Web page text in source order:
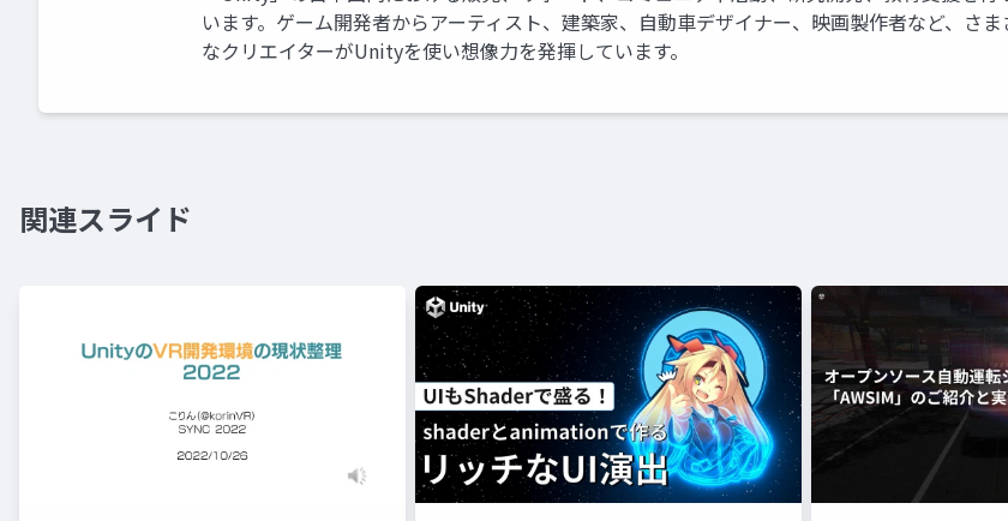
います。ゲーム開発者からアーティスト、建築家、自動車デザイナー、映画製作者など、さま
なクリエイターがUnityを使い想像力を発揮しています。
関連スライド